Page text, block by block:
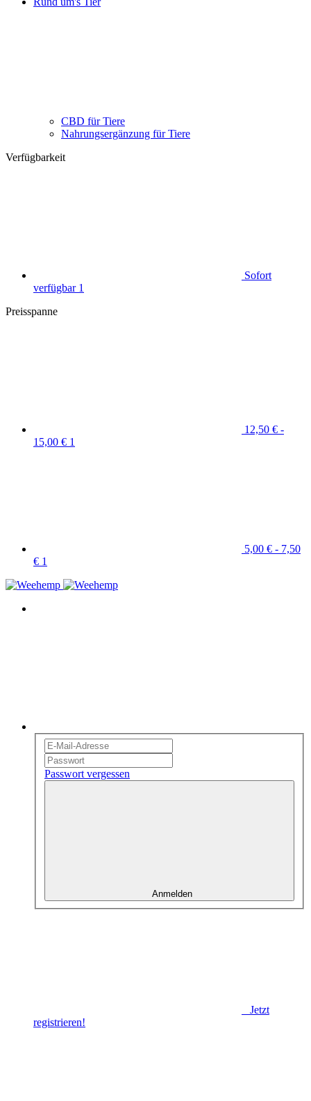
CBD für Tiere
Nahrungsergänzung für Tiere
Verfügbarkeit
Sofort
verfügbar 1
Preisspanne
12,50 € -
15,00 € 1
5,00 € - 7,50
€ 1
Passwort vergessen
Anmelden
Jetzt
registrieren!